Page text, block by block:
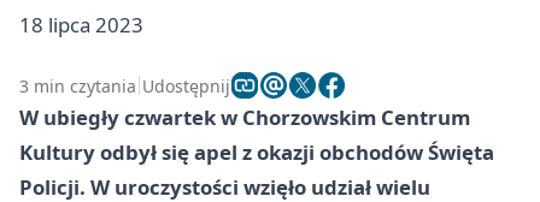
18 lipca 2023
3 min czytania Udostępnij
W ubiegły czwartek w Chorzowskim Centrum
Kultury odbył się apel z okazji obchodów Święta
Policji. W uroczystości wzięło udział wielu